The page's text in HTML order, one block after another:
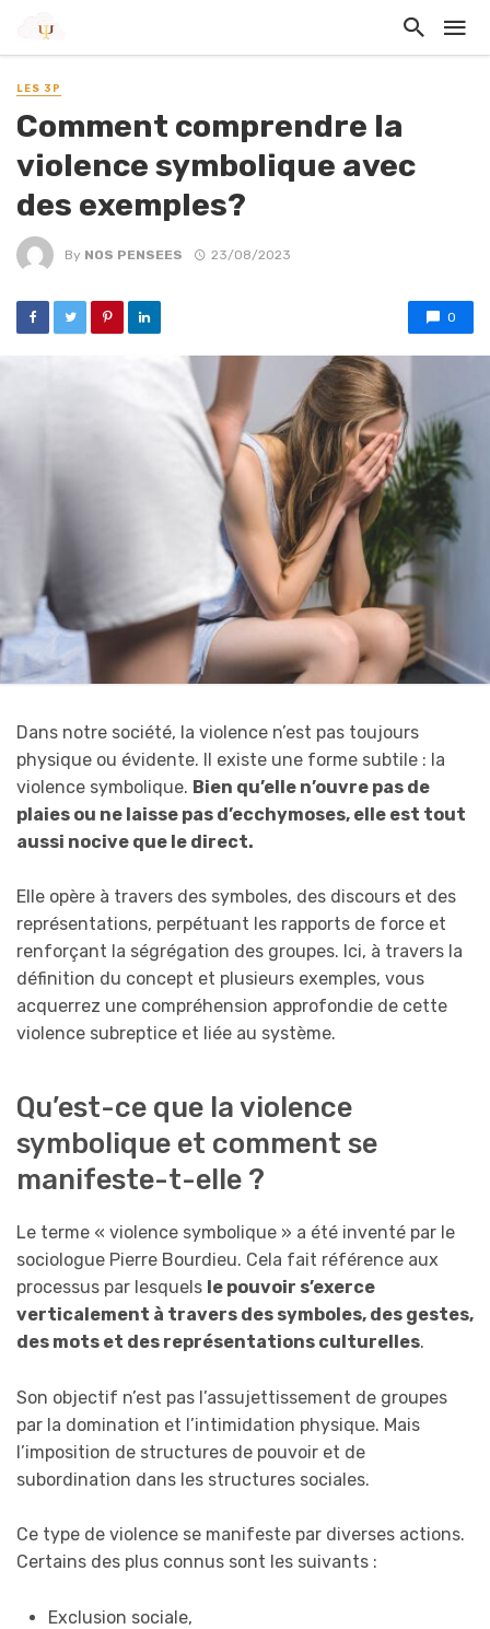
LES 3P
Comment comprendre la
violence symbolique avec
des exemples?
By NOS PENSEES 23/08/2023
0
Dans notre société, la violence n’est pas toujours
physique ou évidente. Il existe une forme subtile : la
violence symbolique. Bien qu’elle n’ouvre pas de
plaies ou ne laisse pas d’ecchymoses, elle est tout
aussi nocive que le direct.
Elle opère à travers des symboles, des discours et des
représentations, perpétuant les rapports de force et
renforçant la ségrégation des groupes. Ici, à travers la
définition du concept et plusieurs exemples, vous
acquerrez une compréhension approfondie de cette
violence subreptice et liée au système.
Qu’est-ce que la violence
symbolique et comment se
manifeste-t-elle ?
Le terme « violence symbolique » a été inventé par le
sociologue Pierre Bourdieu. Cela fait référence aux
processus par lesquels le pouvoir s’exerce
verticalement à travers des symboles, des gestes,
des mots et des représentations culturelles.
Son objectif n’est pas l’assujettissement de groupes
par la domination et l’intimidation physique. Mais
l’imposition de structures de pouvoir et de
subordination dans les structures sociales.
Ce type de violence se manifeste par diverses actions.
Certains des plus connus sont les suivants :
Exclusion sociale,